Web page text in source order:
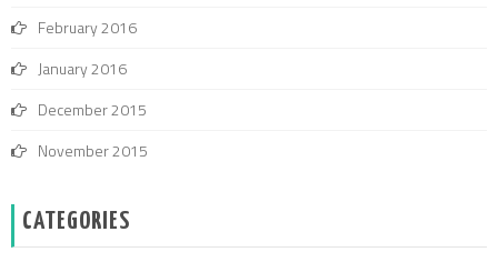
February 2016
January 2016
December 2015
November 2015
CATEGORIES